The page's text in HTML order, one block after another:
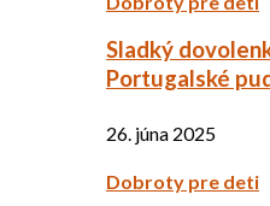
Sladký
Portugalské
26. júna 2025
Dobroty pre deti